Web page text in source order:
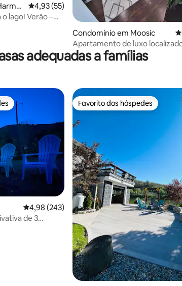
119avaliações
Classificação média de 4,93 em 5 estrelas,
4,93 (55)
lago! Verão –
Condomínio em Moosic
Apartamento de luxo localizado
café e ioga
adequadas a famílias
157avaliações
mais apreciados
Classificação média de 4,98 em 5 estrelas,
4,98 (243)
de 3
Favorito dos hóspedes
Favorito dos hóspedes